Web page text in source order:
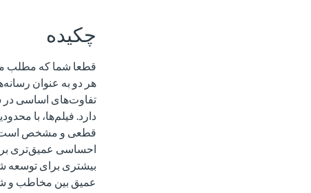
چکیده
قطعا شما که مطلب ما
هر دو به عنوان
تفاوت‌های اساسی در
دارد. فیلم‌ها، با
قطعی و مشخص است.
احساسی عمیق‌تری بر
بیشتری برای توسعه
عمیق بین مخاطب و